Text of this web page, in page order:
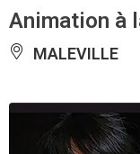
Animation à
MALEVILLE